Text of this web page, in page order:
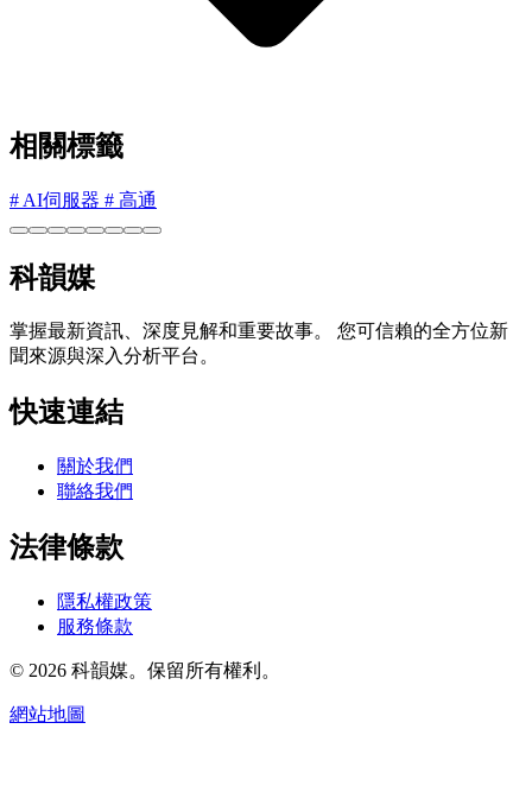
相關標籤
# AI伺服器 # 高通
科韻媒
掌握最新資訊、深度見解和重要故事。 您可信賴的全方位新
聞來源與深入分析平台。
快速連結
關於我們
聯絡我們
法律條款
隱私權政策
服務條款
© 2026 科韻媒。保留所有權利。
網站地圖